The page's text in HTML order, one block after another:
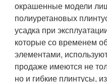
окрашенные модели
полиуретановых
усадка при
которые со временем
элементами,
продаже имеются не
но и гибкие плинтусы,